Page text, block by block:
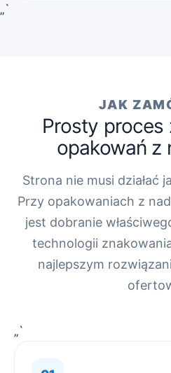
„`
JAK
Prosty proces
opakowań z
Strona nie musi działać
Przy opakowaniach z
jest dobranie
technologii
najlepszym
„`